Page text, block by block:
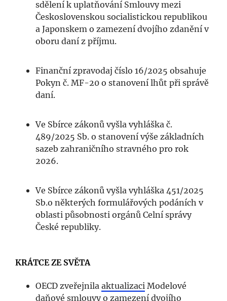
sdělení k uplatňování Smlouvy mezi
Československou socialistickou republikou
a Japonskem o zamezení dvojího zdanění v
oboru daní z příjmu.
Finanční zpravodaj číslo 16/2025 obsahuje
Pokyn č. MF-20 o stanovení lhůt při správě
daní.
Ve Sbírce zákonů vyšla vyhláška č.
489/2025 Sb. o stanovení výše základních
sazeb zahraničního stravného pro rok
2026.
Ve Sbírce zákonů vyšla vyhláška 451/2025
Sb.o některých formulářových podáních v
oblasti působnosti orgánů Celní správy
České republiky.
KRÁTCE ZE SVĚTA
OECD zveřejnila aktualizaci Modelové
daňové smlouvy o zamezení dvojího